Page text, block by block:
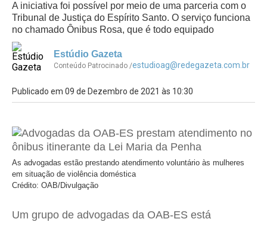
A iniciativa foi possível por meio de uma parceria com o
Tribunal de Justiça do Espírito Santo. O serviço funciona
no chamado Ônibus Rosa, que é todo equipado
Estúdio Gazeta
Conteúdo Patrocinado /estudioag@redegazeta.com.br
Publicado em 09 de Dezembro de 2021 às 10:30
As advogadas estão prestando atendimento voluntário às mulheres
em situação de violência doméstica
Crédito: OAB/Divulgação
Um grupo de advogadas da OAB-ES está